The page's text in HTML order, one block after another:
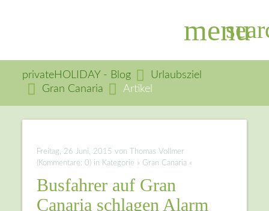
menu
Suchbegriffe
privateHOLIDAY - Blog
Urlaubsziel
Gran Canaria
Artikel
Freitag, 26 Juni, 2015 von Thomas Vollmer
(Kommentare: 0) in Kategorie » Gran Canaria «
Busfahrer auf Gran
Canaria schlagen Alarm